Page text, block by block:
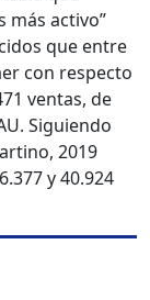
más activo”
que entre
con respecto
ventas, de
Siguiendo
2019
y 40.924